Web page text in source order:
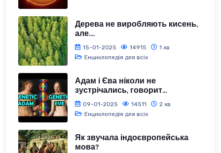
Дерева не виробляють кисень,
але....
15-01-2025 14915
1 хв
Енциклопедія для всіх
Адам і Єва ніколи не
зустрічались, говорит...
09-01-2025 14511
2 хв
Енциклопедія для всіх
Як звучала індоєвропейська
мова?